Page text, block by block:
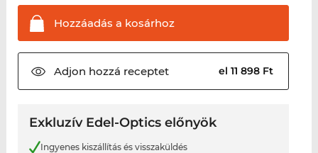
Hozzáadás a kosárhoz
Adjon hozzá receptet el 11 898 Ft
Exkluzív Edel-Optics előnyök
Ingyenes kiszállítás és visszaküldés